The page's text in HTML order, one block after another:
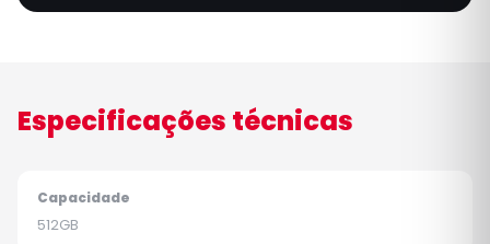
Especificações técnicas
Capacidade
512GB